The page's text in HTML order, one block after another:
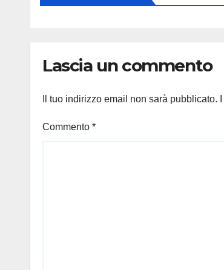
Lascia un commento
Il tuo indirizzo email non sarà pubblicato.
Commento *